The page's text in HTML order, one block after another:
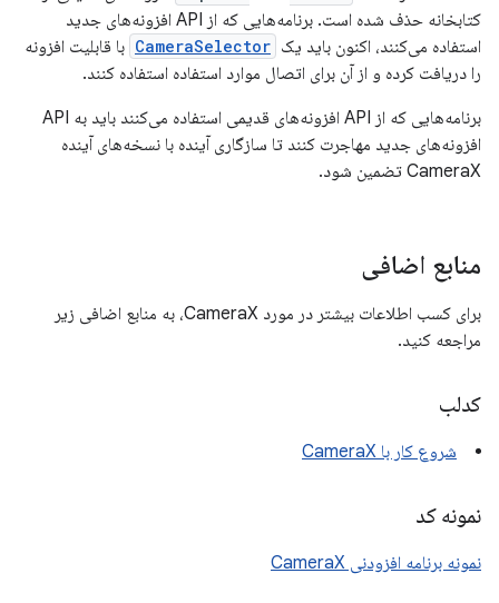
کتابخانه حذف شده است. برنامه‌هایی که از API افزونه‌های جدید
استفاده می‌کنند، اکنون باید یک CameraSelector با قابلیت افزونه
را دریافت کرده و از آن برای اتصال موارد استفاده استفاده کنند.
برنامه‌هایی که از API افزونه‌های قدیمی استفاده می‌کنند باید به API
افزونه‌های جدید مهاجرت کنند تا سازگاری آینده با نسخه‌های آینده
CameraX تضمین شود.
منابع اضافی
برای کسب اطلاعات بیشتر در مورد CameraX، به منابع اضافی زیر
مراجعه کنید.
کدلب
شروع کار با CameraX
نمونه کد
نمونه برنامه افزودنی CameraX